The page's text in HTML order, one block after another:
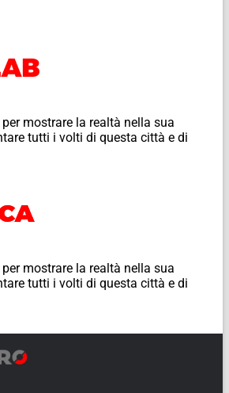
mostrare la realtà nella sua
tutti i volti di questa città e di
mostrare la realtà nella sua
tutti i volti di questa città e di